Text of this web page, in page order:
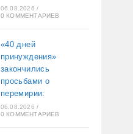
06.08.2026 /
0 КОММЕНТАРИЕВ
«40 дней
принуждения»
закончились
просьбами о
перемирии:
06.08.2026 /
0 КОММЕНТАРИЕВ